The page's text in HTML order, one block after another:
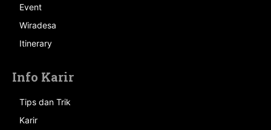
Event
Wiradesa
Itinerary
Info Karir
Tips dan Trik
Karir